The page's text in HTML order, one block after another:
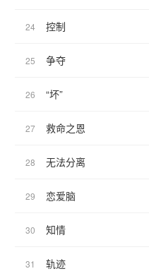
24 控制
25 争夺
26 “坏”
27 救命之恩
28 无法分离
29 恋爱脑
30 知情
31 轨迹